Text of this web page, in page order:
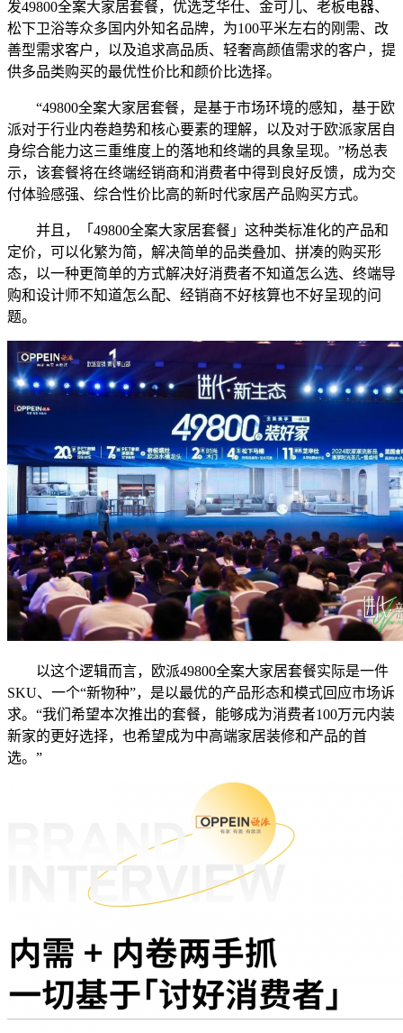
发49800全案大家居套餐，优选芝华仕、金可儿、老板电器、
松下卫浴等众多国内外知名品牌，为100平米左右的刚需、改
善型需求客户，以及追求高品质、轻奢高颜值需求的客户，提
供多品类购买的最优性价比和颜价比选择。
“49800全案大家居套餐，是基于市场环境的感知，基于欧
派对于行业内卷趋势和核心要素的理解，以及对于欧派家居自
身综合能力这三重维度上的落地和终端的具象呈现。”杨总表
示，该套餐将在终端经销商和消费者中得到良好反馈，成为交
付体验感强、综合性价比高的新时代家居产品购买方式。
并且，「49800全案大家居套餐」这种类标准化的产品和
定价，可以化繁为简，解决简单的品类叠加、拼凑的购买形
态，以一种更简单的方式解决好消费者不知道怎么选、终端导
购和设计师不知道怎么配、经销商不好核算也不好呈现的问
题。
以这个逻辑而言，欧派49800全案大家居套餐实际是一件
SKU、一个“新物种”，是以最优的产品形态和模式回应市场诉
求。“我们希望本次推出的套餐，能够成为消费者100万元内装
新家的更好选择，也希望成为中高端家居装修和产品的首
选。”